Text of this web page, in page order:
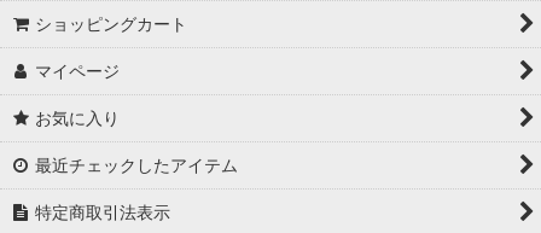
ショッピングカート
マイページ
お気に入り
最近チェックしたアイテム
特定商取引法表示